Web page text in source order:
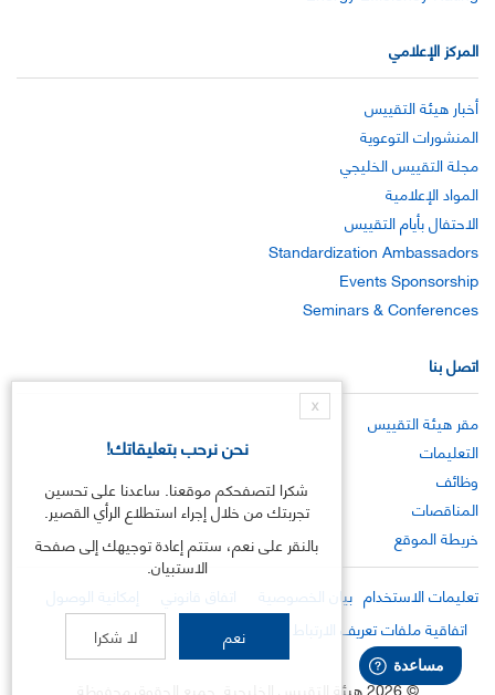
المركز الإعلامي
أخبار هيئة التقييس
المنشورات التوعوية
مجلة التقييس الخليجي
المواد الإعلامية
الاحتفال بأيام التقييس
Standardization Ambassadors
Events Sponsorship
Seminars & Conferences
اتصل بنا
مقر هيئة التقييس
التعليمات
وظائف
المناقصات
خريطة الموقع
تعليمات الاستخدام بيان الخصوصية اتفاق قانوني
إمكانية الوصول
اتفاقية ملفات تعريف الارتباط
©
2026هيئة التقييس الخليجية .جميع الحقوق محفوظة
X
نحن نرحب بتعليقاتك!
شكرا لتصفحكم موقعنا. ساعدنا على تحسين
تجربتك من خلال إجراء استطلاع الرأي القصير.
بالنقر على نعم، ستتم إعادة توجيهك إلى صفحة
الاستبيان.
نعم لا شكرا